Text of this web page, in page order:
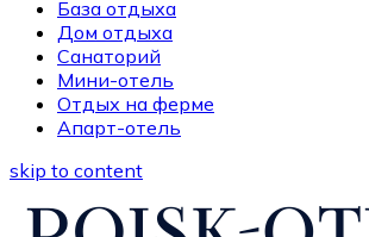
База отдыха
Дом отдыха
Санаторий
Мини-отель
Отдых на ферме
Апарт-отель
skip to content